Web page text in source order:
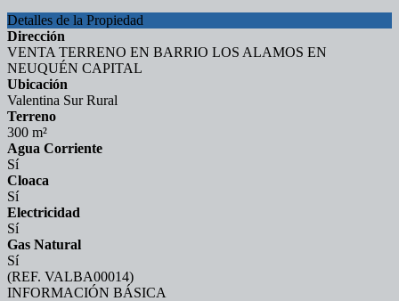
Detalles de la Propiedad
Dirección
VENTA TERRENO EN BARRIO LOS ALAMOS EN
NEUQUÉN CAPITAL
Ubicación
Valentina Sur Rural
Terreno
300 m²
Agua Corriente
Sí
Cloaca
Sí
Electricidad
Sí
Gas Natural
Sí
(REF. VALBA00014)
INFORMACIÓN BÁSICA